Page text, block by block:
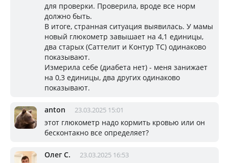
для проверки. Проверила, вроде все норм
должно быть.
В итоге, странная ситуация выявилась. У мамы
новый глюкометр завышает на 4,1 единицы,
два старых (Саттелит и Контур ТС) одинаково
показывают.
Измерила себе (диабета нет) - меня занижает
на 0,3 единицы, два других одинаково
показывают.
anton 23.03.2025 15:01
этот глюкометр надо кормить кровью или он
бесконтакно все определяет?
Олег С. 23.03.2025 16:53